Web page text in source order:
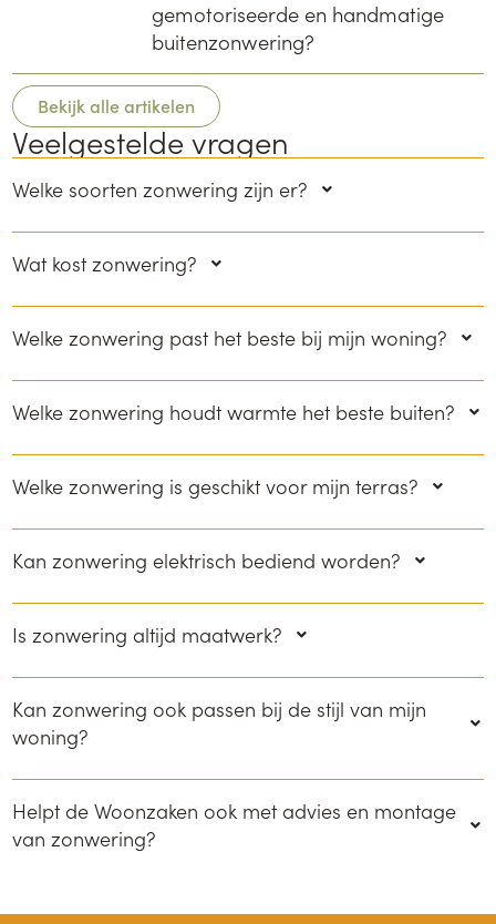
gemotoriseerde en handmatige
buitenzonwering?
Bekijk alle artikelen
Veelgestelde vragen
Welke soorten zonwering zijn er?
Wat kost zonwering?
Welke zonwering past het beste bij mijn woning?
Welke zonwering houdt warmte het beste buiten?
Welke zonwering is geschikt voor mijn terras?
Kan zonwering elektrisch bediend worden?
Is zonwering altijd maatwerk?
Kan zonwering ook passen bij de stijl van mijn
woning?
Helpt de Woonzaken ook met advies en montage
van zonwering?